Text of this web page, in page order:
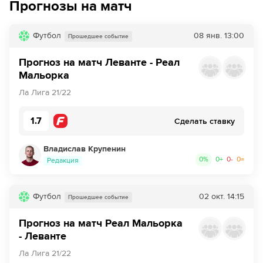
вбрасывание в штрафную площадку соперника
41´ Шанс! Ведат Мурики из команды Мальорка пробил
головой, но мимо
41´ Удар от ворот произведет Леванте
Мальорка совершает вбрасывание на половине поля
42´ Мальорка совершает вбрасывание на своей половине
45´ Мальорка совершает вбрасывание на половине поля
45´ Серхи Дардер наносит удар из-за штрафной, но Мэтью
Прогнозы на матч
Футбол Прошедшее событие 08 янв. 13:00
Прогноз на матч Леванте - Реал
Мальорка
Ла Лига 21/22
1.7 Сделать ставку
Владислав Крупенин
Редакция 0% 0+ 0- 0=
Футбол Прошедшее событие 02 окт. 14:15
Прогноз на матч Реал Мальорка
- Леванте
Ла Лига 21/22